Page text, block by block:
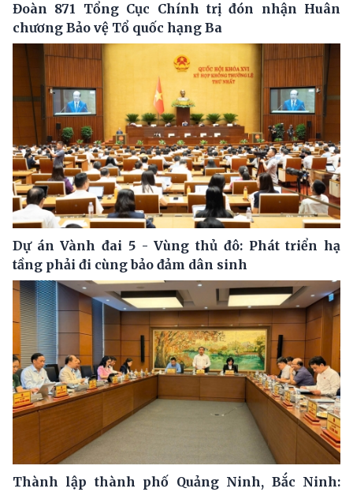
Đoàn 871 Tổng Cục Chính trị đón nhận Huân
chương Bảo vệ Tổ quốc hạng Ba
Dự án Vành đai 5 - Vùng thủ đô: Phát triển hạ
tầng phải đi cùng bảo đảm dân sinh
Thành lập thành phố Quảng Ninh, Bắc Ninh: